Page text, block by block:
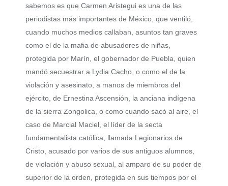
sabemos es que Carmen Aristegui es una de las
periodistas más importantes de México, que ventiló,
cuando muchos medios callaban, asuntos tan graves
como el de la mafia de abusadores de niñas,
protegida por Marín, el gobernador de Puebla, quien
mandó secuestrar a Lydia Cacho, o como el de la
violación y asesinato, a manos de miembros del
ejército, de Ernestina Ascensión, la anciana indígena
de la sierra Zongolica, o como cuando sacó al aire, el
caso de Marcial Maciel, el líder de la secta
fundamentalista católica, llamada Legionarios de
Cristo, acusado por varios de sus antiguos alumnos,
de violación y abuso sexual, al amparo de su poder de
superior de la orden, protegida en sus tiempos por el